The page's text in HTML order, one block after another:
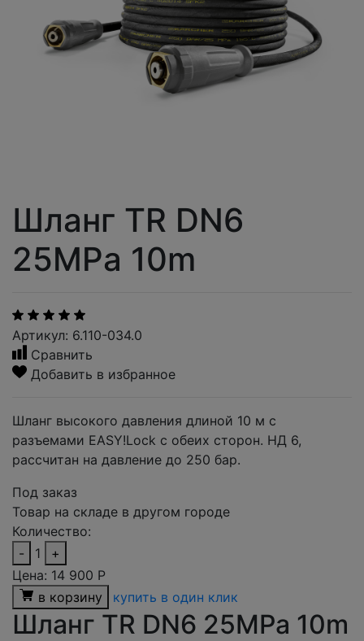
Шланг TR DN6
25MPa 10m
Артикул: 6.110-034.0
Сравнить
Добавить в избранное
Шланг высокого давления длиной 10 м с
разъемами EASY!Lock с обеих сторон. НД 6,
рассчитан на давление до 250 бар.
Под заказ
Товар на складе в другом городе
Количество:
-
1
+
Цена: 14 900 Р
в корзину
купить в один клик
Шланг TR DN6 25MPa 10m